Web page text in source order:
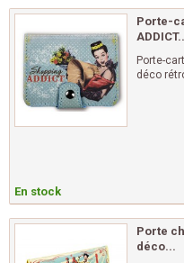
Porte-
Porte-
déco
En stock
Porte
déco...